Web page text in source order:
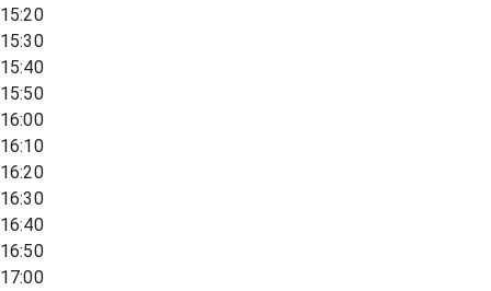
15:20
15:30
15:40
15:50
16:00
16:10
16:20
16:30
16:40
16:50
17:00